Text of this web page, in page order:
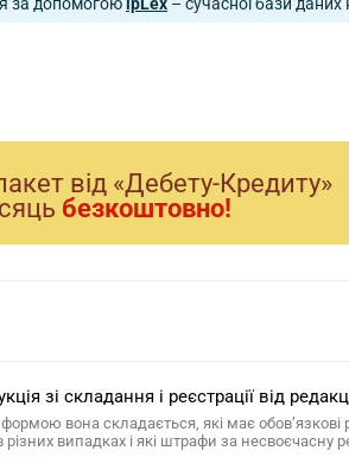
вiд «Дебету-Кредиту»
безкоштовно!
зі складання і реєстрації від
вона складається, які має обов’язкові
випадках і які штрафи за несвоєчасну